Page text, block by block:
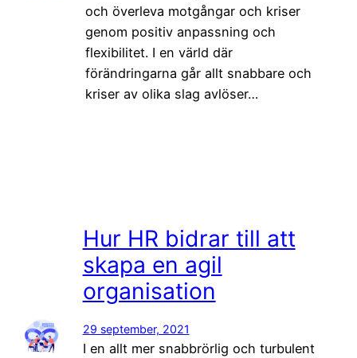
och överleva motgångar och kriser
genom positiv anpassning och
flexibilitet. I en värld där
förändringarna går allt snabbare och
kriser av olika slag avlöser…
Hur HR bidrar till att
skapa en agil
organisation
29 september, 2021
I en allt mer snabbrörlig och turbulent